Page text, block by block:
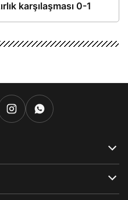
karşılaşması 0-1